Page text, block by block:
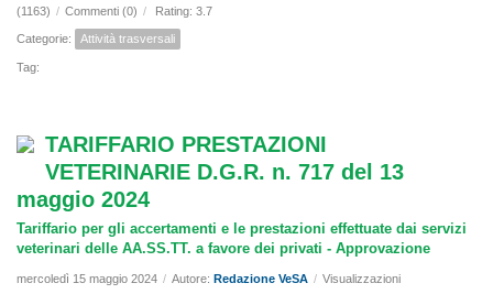
(1163) / Commenti (0) / Rating: 3.7
Categorie: Attività trasversali
Tag:
TARIFFARIO PRESTAZIONI
VETERINARIE D.G.R. n. 717 del 13
maggio 2024
Tariffario per gli accertamenti e le prestazioni effettuate dai servizi
veterinari delle AA.SS.TT. a favore dei privati - Approvazione
mercoledì 15 maggio 2024 / Autore: Redazione VeSA / Visualizzazioni